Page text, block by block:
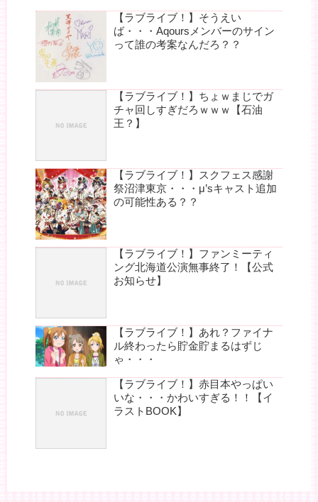
【ラブライブ！】そうえい
ば・・・Aqoursメンバーのサイン
って誰の考案なんだろ？？
【ラブライブ！】ちょｗまじでガ
チャ回しすぎだろｗｗｗ【石油
王？】
【ラブライブ！】スクフェス感謝
祭沼津東京・・・μ’sキャスト追加
の可能性ある？？
【ラブライブ！】ファンミーティ
ング北海道公演無事終了！【公式
お知らせ】
【ラブライブ！】あれ？ファイナ
ル終わったら貯金貯まるはずじ
ゃ・・・
【ラブライブ！】赤目本やっぱい
いな・・・かわいすぎる！！【イ
ラストBOOK】